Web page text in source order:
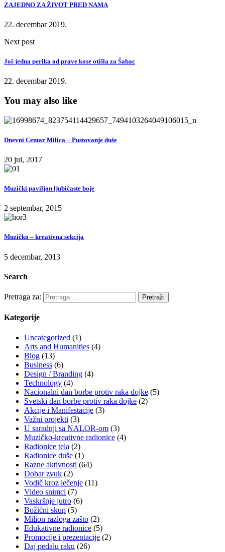
ZAJEDNO ZA ŽIVOT PRED NAMA
22. decembar 2019.
Next post
Još jedna perika od prave kose otišla za Šabac
22. decembar 2019.
You may also like
Dnevni Centar Milica – Pustovanje duše
20 jul, 2017
Muzički paviljon ljubičaste boje
2 septembar, 2015
Muzičko – kreativna sekcija
5 decembar, 2013
Search
Pretraga za:
Kategorije
Uncategorized (1)
Arts and Humanities (4)
Blog (13)
Business (6)
Design / Branding (4)
Technology (4)
Nacionalni dan borbe protiv raka dojke (5)
Svetski dan borbe protiv raka dojke (2)
Akcije i Manifestacije (3)
Važni projekti (3)
U saradnji sa NALOR-om (3)
Muzičko-kreativne radionice (4)
Radionice tela (2)
Radionice duše (1)
Razne aktivnosti (64)
Dobar zvuk (2)
Vodič kroz lečenje (11)
Video snimci (7)
Vaskršnje jutro (6)
Božićni skup (5)
Milion razloga zašto (2)
Edukativne radionice (5)
Promocije i prezentacije (2)
Daj pedalu raku (26)